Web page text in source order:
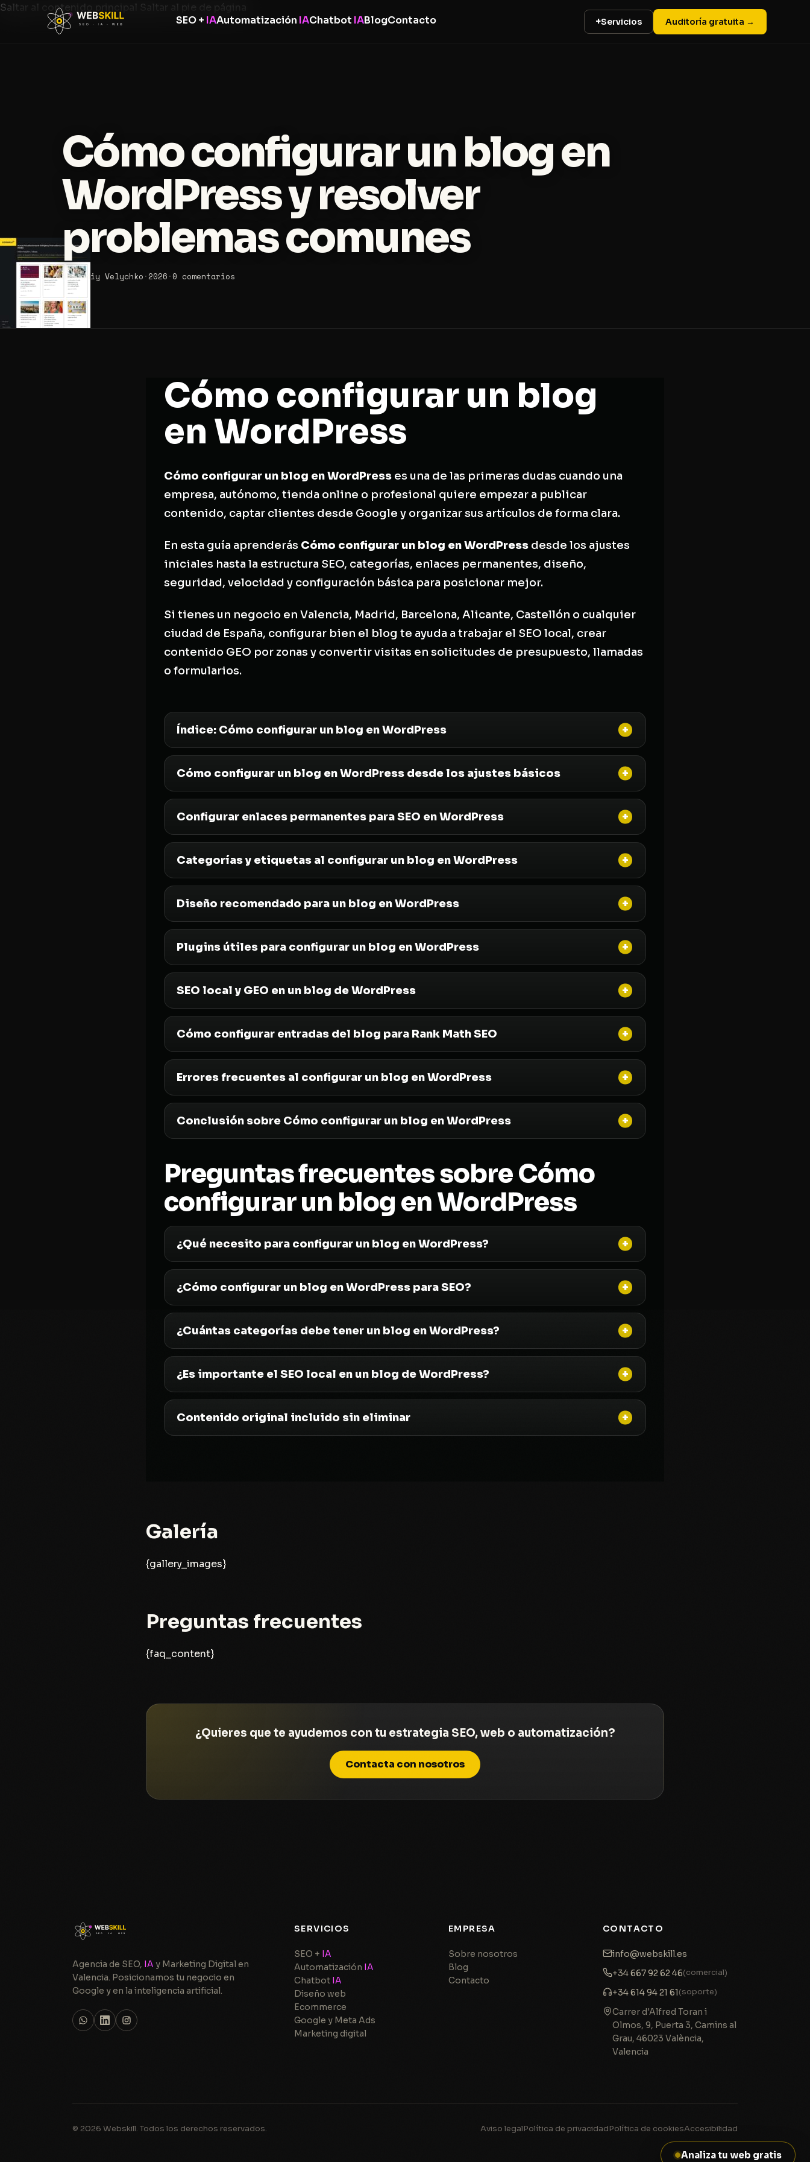
Saltar al contenido principal Saltar al pie de página
SEO + IAAutomatización IAChatbot IABlogContacto +Servicios Auditoría gratuita →
Cómo configurar un blog en
WordPress y resolver
problemas comunes
Hennadiy Velychko · 2026 · 0 comentarios
Cómo configurar un blog
en WordPress
Cómo configurar un blog en WordPress es una de las primeras dudas cuando una
empresa, autónomo, tienda online o profesional quiere empezar a publicar
contenido, captar clientes desde Google y organizar sus artículos de forma clara.
En esta guía aprenderás Cómo configurar un blog en WordPress desde los ajustes
iniciales hasta la estructura SEO, categorías, enlaces permanentes, diseño,
seguridad, velocidad y configuración básica para posicionar mejor.
Si tienes un negocio en Valencia, Madrid, Barcelona, Alicante, Castellón o cualquier
ciudad de España, configurar bien el blog te ayuda a trabajar el SEO local, crear
contenido GEO por zonas y convertir visitas en solicitudes de presupuesto, llamadas
o formularios.
Índice: Cómo configurar un blog en WordPress
Cómo configurar un blog en WordPress desde los ajustes básicos
Configurar enlaces permanentes para SEO en WordPress
Categorías y etiquetas al configurar un blog en WordPress
Diseño recomendado para un blog en WordPress
Plugins útiles para configurar un blog en WordPress
SEO local y GEO en un blog de WordPress
Cómo configurar entradas del blog para Rank Math SEO
Errores frecuentes al configurar un blog en WordPress
Conclusión sobre Cómo configurar un blog en WordPress
Preguntas frecuentes sobre Cómo
configurar un blog en WordPress
¿Qué necesito para configurar un blog en WordPress?
¿Cómo configurar un blog en WordPress para SEO?
¿Cuántas categorías debe tener un blog en WordPress?
¿Es importante el SEO local en un blog de WordPress?
Contenido original incluido sin eliminar
Galería
{gallery_images}
Preguntas frecuentes
{faq_content}
¿Quieres que te ayudemos con tu estrategia SEO, web o automatización?
Contacta con nosotros
Agencia de SEO, IA y Marketing Digital en
Valencia. Posicionamos tu negocio en
Google y en la inteligencia artificial.
SERVICIOS
SEO + IA
Automatización IA
Chatbot IA
Diseño web
Ecommerce
Google y Meta Ads
Marketing digital
EMPRESA
Sobre nosotros
Blog
Contacto
CONTACTO
info@webskill.es
+34 667 92 62 46(comercial)
+34 614 94 21 61(soporte)
Carrer d'Alfred Toran i
Olmos, 9, Puerta 3, Camins al
Grau, 46023 València,
Valencia
© 2026 Webskill. Todos los derechos reservados. Aviso legalPolítica de privacidadPolítica de cookiesAccesibilidad
Analiza tu web gratis